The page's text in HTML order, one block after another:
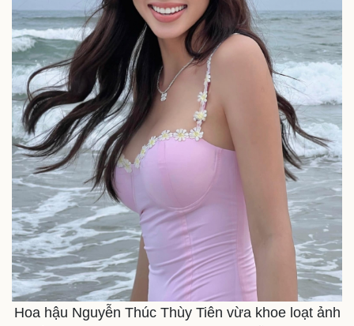
Thế giới
Quan sát
Cuộc sống đó đây
Multimedia
Video
Ảnh
Hoa hậu Nguyễn Thúc Thùy Tiên vừa khoe loạt ảnh